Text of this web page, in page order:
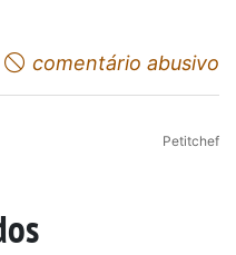
comentário abusivo
Petitchef